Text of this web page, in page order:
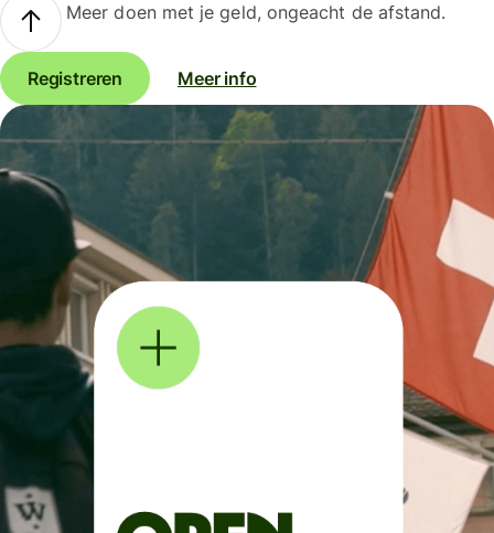
Meer doen met je geld, ongeacht de afstand.
Registreren Meer info